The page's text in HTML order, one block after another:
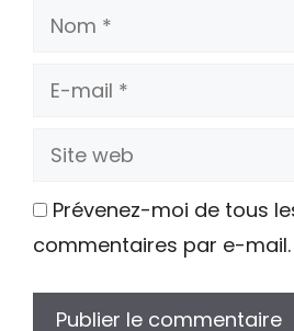
Nom
E-
Site
Prévenez-moi de tous
commentaires par e-mail.